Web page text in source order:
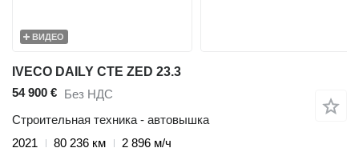
ВИДЕО
IVECO DAILY CTE ZED 23.3
54 900 € Без НДС
Строительная техника - автовышка
2021
80 236 км
2 896 м/ч